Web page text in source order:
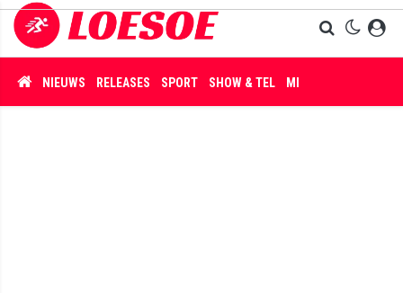
NIEUWS RELEASES SPORT SHOW & TEL MISDAAD